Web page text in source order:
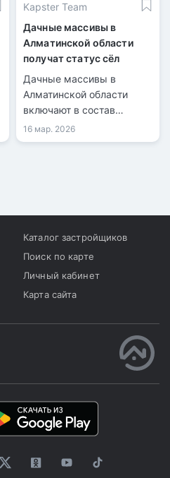
Kapster Team
Дачные массивы в
Алматинской области
получат статус сёл
Дачные массивы в
Алматинской области
включают в состав
населённых пунктов.
16 мар. 2026
Каталог застройщиков
Поиск по карте
Личный кабинет
Карта сайта